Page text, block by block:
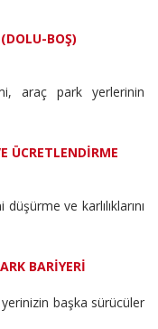
BOŞ)
araç park yerlerinin
ÜCRETLENDİRME
ve karlılıklarını
BARİYERİ
başka sürücüler